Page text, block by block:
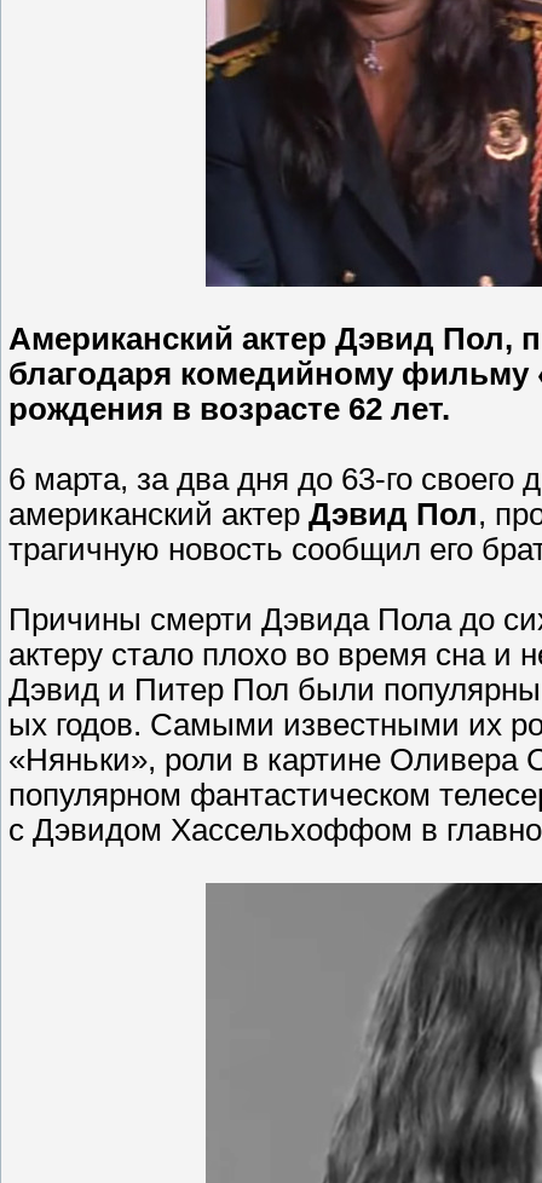
Американский актер Дэвид Пол,
благодаря комедийному фильму
рождения в возрасте 62 лет.
6 марта, за два дня до 63-го
американский актер Дэвид Пол,
трагичную новость сообщил его
Причины смерти Дэвида Пола до
актеру стало плохо во время сна и
Дэвид и Питер Пол были
ых годов. Самыми известными их
«Няньки», роли в картине
популярном фантастическом
с Дэвидом Хассельхоффом в